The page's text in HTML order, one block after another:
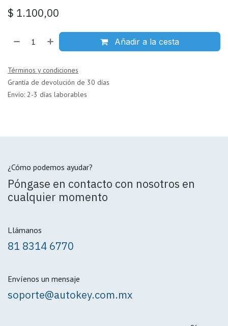
$ 1.100,00
Añadir a la cesta
Términos y condiciones
Grantía de devolución de 30 días
Envío: 2-3 días laborables
¿Cómo podemos ayudar?
Póngase en contacto con nosotros en
cualquier momento
Llámanos
81 8314 6770
Envíenos un mensaje
soporte@autokey.com.mx